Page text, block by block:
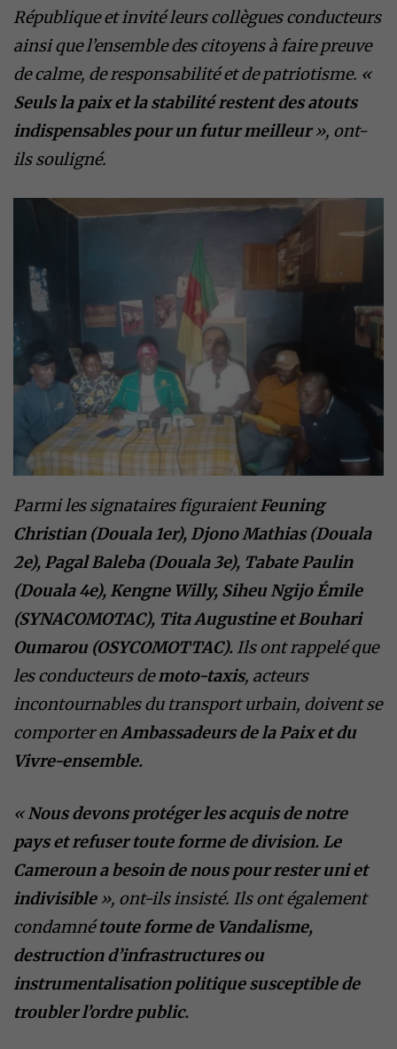
République et invité leurs collègues conducteurs
ainsi que l’ensemble des citoyens à faire preuve
de calme, de responsabilité et de patriotisme. «
Seuls la paix et la stabilité restent des atouts
indispensables pour un futur meilleur», ont-
ils souligné.
Parmi les signataires figuraientFeuning
Christian (Douala 1er), Djono Mathias (Douala
2e), Pagal Baleba (Douala 3e), Tabate Paulin
(Douala 4e), Kengne Willy, Siheu Ngijo Émile
(SYNACOMOTAC), Tita Augustine et Bouhari
Oumarou (OSYCOMOTTAC). Ils ont rappelé que
les conducteurs demoto-taxis, acteurs
incontournables du transport urbain, doivent se
comporter enAmbassadeurs de la Paix et du
Vivre-ensemble.
«Nous devons protéger les acquis de notre
pays et refuser toute forme de division. Le
Cameroun a besoin de nous pour rester uni et
indivisible », ont-ils insisté. Ils ont également
condamnétoute forme de Vandalisme,
destruction d’infrastructures ou
instrumentalisation politique susceptible de
troubler l’ordre public.